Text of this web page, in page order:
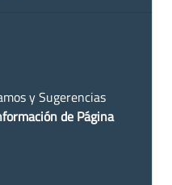
y Sugerencias
de Página